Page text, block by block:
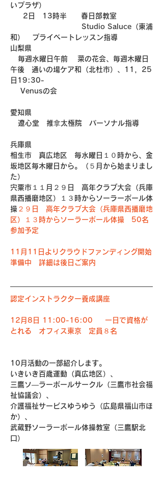
いプラザ）
     2日　13時半　　春日部教室
和）   プライベートレッスン指導
山梨県
午後　通いの場ケア和（北杜市）、11，25
日19:30-
    Venusの会
愛知県
   遼心堂　推拿太極院　パーソナル指導
兵庫県
相生市　真広地区　毎水曜日１０時から、金
坂地区毎木曜日から。（５月から始まりまし
た）
宍粟市１１月２９日　高年クラブ大会（兵庫
県西播磨地区）１３時からソーラーポール体
操 ２９日　高年クラブ大会（兵庫県西播磨地
区）１３時からソーラーポール体操　50名
参加予定
11月11日よりクラウドファンディング開始
準備中　詳細は後日ご案内
認定インストラクター養成講座
12月8日 11:00-16:00　  一日で資格が
とれる　オフィス東京　定員８名
10月活動の一部紹介します。
いきいき百歳運動（真広地区）、
三鷹ソ―ラーポールサークル（三鷹市社会福
祉協議会）、
介護福祉サービスゆうゆう（広島県福山市ほ
か）、
武蔵野ソーラーポール体操教室（三鷹駅北
口）